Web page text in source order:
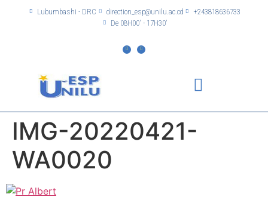
Lubumbashi - DRC direction_esp@unilu.ac.cd
+243818636733
De 08H00' - 17H30'
IMG-20220421-
WA0020